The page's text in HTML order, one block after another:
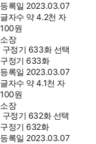
등록일 2023.03.07
글자수 약 4.2천 자
100원
소장
구정기 633화 선택
구정기 633화
등록일 2023.03.07
글자수 약 4.1천 자
100원
소장
구정기 632화 선택
구정기 632화
등록일 2023.03.07